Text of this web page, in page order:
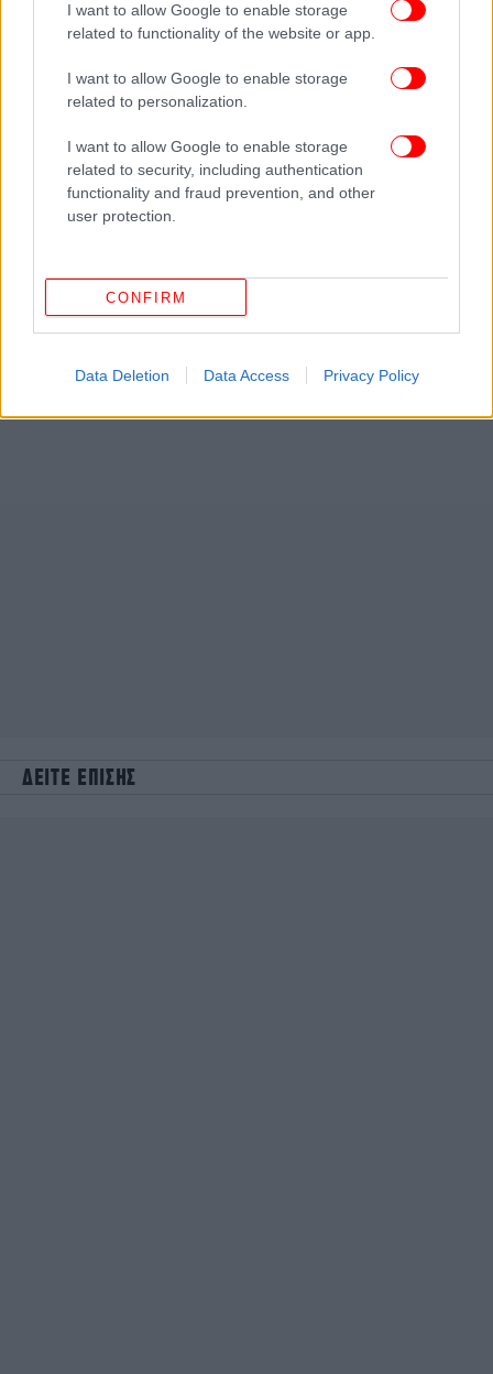
I want to allow Google to enable storage
related to functionality of the website or app.
I want to allow Google to enable storage
related to personalization.
I want to allow Google to enable storage
related to security, including authentication
functionality and fraud prevention, and other
user protection.
CONFIRM
Data Deletion Data Access Privacy Policy
ΔΙΑΒΑΣΤΕ ΠΕΡΙΣΣΟΤΕΡΑ ΚΙΝΑΛ ΣΧΟΛΕΊΑ ΚΛΕΙΣΤΆ
ΣΧΟΛΕΊΑ
ΠΑΝΔΗΜΊΑ
ΔΕΙΤΕ ΕΠΙΣΗΣ